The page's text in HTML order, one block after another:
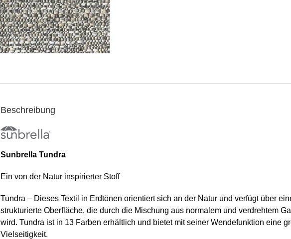
Beschreibung
Sunbrella Tundra
Ein von der Natur inspirierter Stoff
Tundra – Dieses Textil in Erdtönen orientiert sich an der Natur und verfügt über
strukturierte Oberfläche, die durch die Mischung aus normalem und verdrehtem
wird. Tundra ist in 13 Farben erhältlich und bietet mit seiner Wendefunktion eine
Vielseitigkeit.